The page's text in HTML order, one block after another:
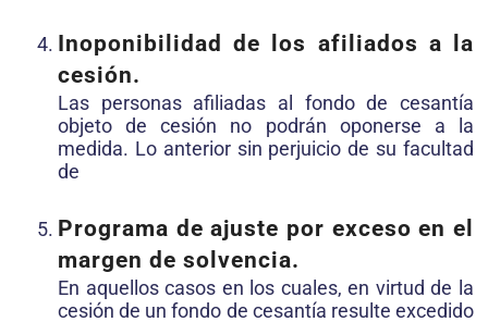
Inoponibilidad de los afiliados a la
cesión.
Las personas afiliadas al fondo de cesantía
objeto de cesión no podrán oponerse a la
medida. Lo anterior sin perjuicio de su facultad
de
Programa de ajuste por exceso en el
margen de solvencia.
En aquellos casos en los cuales, en virtud de la
cesión de un fondo de cesantía resulte excedido